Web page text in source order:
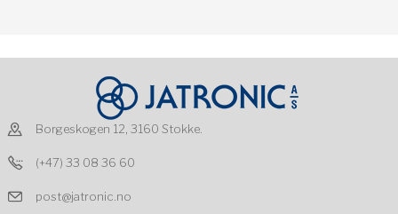
Borgeskogen 12, 3160 Stokke.
(+47) 33 08 36 60
post@jatronic.no